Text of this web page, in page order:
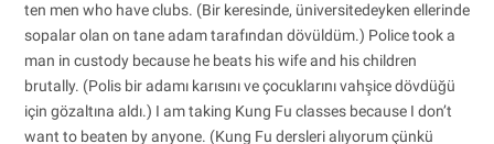
ten men who have clubs. (Bir keresinde, üniversitedeyken ellerinde
sopalar olan on tane adam tarafından dövüldüm.) Police took a
man in custody because he beats his wife and his children
brutally. (Polis bir adamı karısını ve çocuklarını vahşice dövdüğü
için gözaltına aldı.) I am taking Kung Fu classes because I don’t
want to beaten by anyone. (Kung Fu dersleri alıyorum çünkü